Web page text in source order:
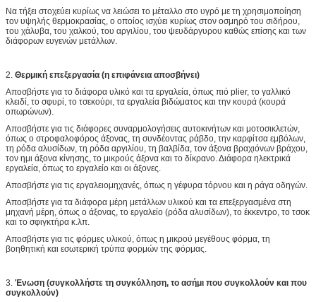
Να τήξει στοχεύει κυρίως να λειώσει το μέταλλο στο υγρό με τη χρησιμοποίηση
τον υψηλής θερμοκρασίας, ο οποίος ισχύει κυρίως στον οσμηρό του σιδήρου,
του χάλυβα, του χαλκού, του αργιλίου, του ψευδάργυρου καθώς επίσης και των
διάφορων ευγενών μετάλλων.
2. Θερμική επεξεργασία (η επιφάνεια αποσβήνει)
Αποσβήστε για το διάφορα υλικό και τα εργαλεία, όπως πιό plier, το γαλλικό
κλειδί, το σφυρί, το τσεκούρι, τα εργαλεία βιδώματος και την κουρά (κουρά
οπωρώνων).
Αποσβήστε για τις διάφορες συναρμολογήσεις αυτοκινήτων και μοτοσικλετών,
όπως ο στροφαλοφόρος άξονας, τη συνδέοντας ράβδο, την καρφίτσα εμβόλων,
τη ρόδα αλυσίδων, τη ρόδα αργιλίου, τη βαλβίδα, τον άξονα βραχιόνων βράχου,
τον ημι άξονα κίνησης, το μικρούς άξονα και το δίκρανο. Διάφορα ηλεκτρικά
εργαλεία, όπως το εργαλείο και οι άξονες.
Αποσβήστε για τις εργαλειομηχανές, όπως η γέφυρα τόρνου και η ράγα οδηγών.
Αποσβήστε για τα διάφορα μέρη μετάλλων υλικού και τα επεξεργασμένα στη
μηχανή μέρη, όπως ο άξονας, το εργαλείο (ρόδα αλυσίδων), το έκκεντρο, το τσοκ
και το σφιγκτήρα κ.λπ.
Αποσβήστε για τις φόρμες υλικού, όπως η μικρού μεγέθους φόρμα, τη
βοηθητική και εσωτερική τρύπα φορμών της φόρμας.
3. Ένωση (συγκολλήστε τη συγκόλληση, το ασήμι που συγκολλούν και που
συγκολλούν)